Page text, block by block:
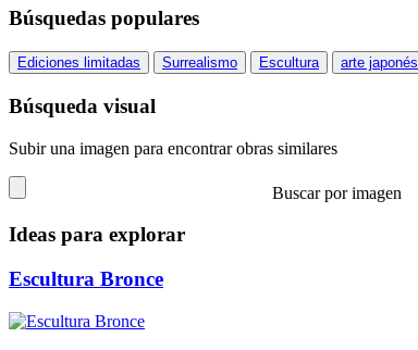
Búsquedas populares
Ediciones limitadas Surrealismo Escultura arte japonés
Búsqueda visual
Subir una imagen para encontrar obras similares
Buscar por imagen
Ideas para explorar
Escultura Bronce